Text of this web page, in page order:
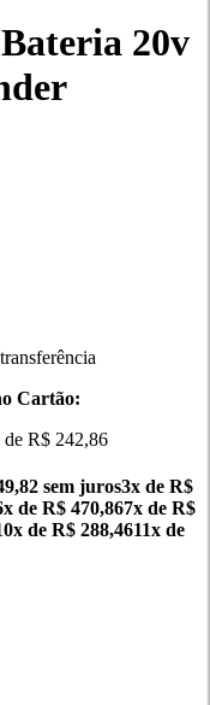
20v
Cartão:
de R$ 242,86
sem juros3x de R$
de R$ 470,867x de R$
de R$ 288,4611x de